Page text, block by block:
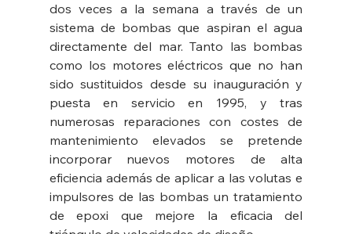
dos veces a la semana a través de un
sistema de bombas que aspiran el agua
directamente del mar. Tanto las bombas
como los motores eléctricos que no han
sido sustituidos desde su inauguración y
puesta en servicio en 1995, y tras
numerosas reparaciones con costes de
mantenimiento elevados se pretende
incorporar nuevos motores de alta
eficiencia además de aplicar a las volutas e
impulsores de las bombas un tratamiento
de epoxi que mejore la eficacia del